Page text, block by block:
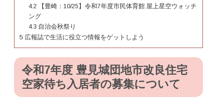
4.2 【豊崎：10/25】令和7年度市民体育館 屋上星空ウォッチ
ング
4.3 自治会秋祭り
5 広報誌で生活に役立つ情報をゲットしよう
令和7年度 豊見城団地市改良住宅
空家待ち入居者の募集について